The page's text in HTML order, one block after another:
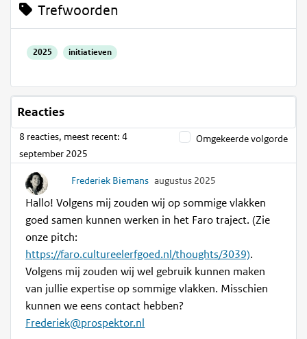
Trefwoorden
2025 initiatieven
Reacties
8 reacties, meest recent: 4
september 2025
Omgekeerde volgorde
Frederiek Biemans augustus 2025
Hallo! Volgens mij zouden wij op sommige vlakken
goed samen kunnen werken in het Faro traject. (Zie
onze pitch:
https://faro.cultureelerfgoed.nl/thoughts/3039).
Volgens mij zouden wij wel gebruik kunnen maken
van jullie expertise op sommige vlakken. Misschien
kunnen we eens contact hebben?
Frederiek@prospektor.nl